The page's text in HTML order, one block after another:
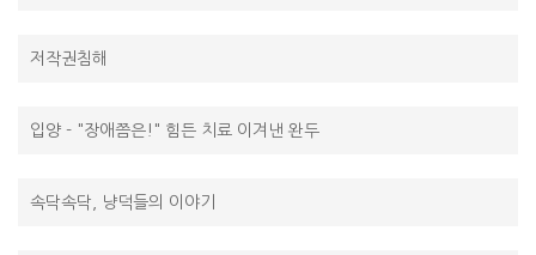
저작권침해
입양 - "장애쯤은!" 힘든 치료 이겨낸 완두
속닥속닥, 냥덕들의 이야기